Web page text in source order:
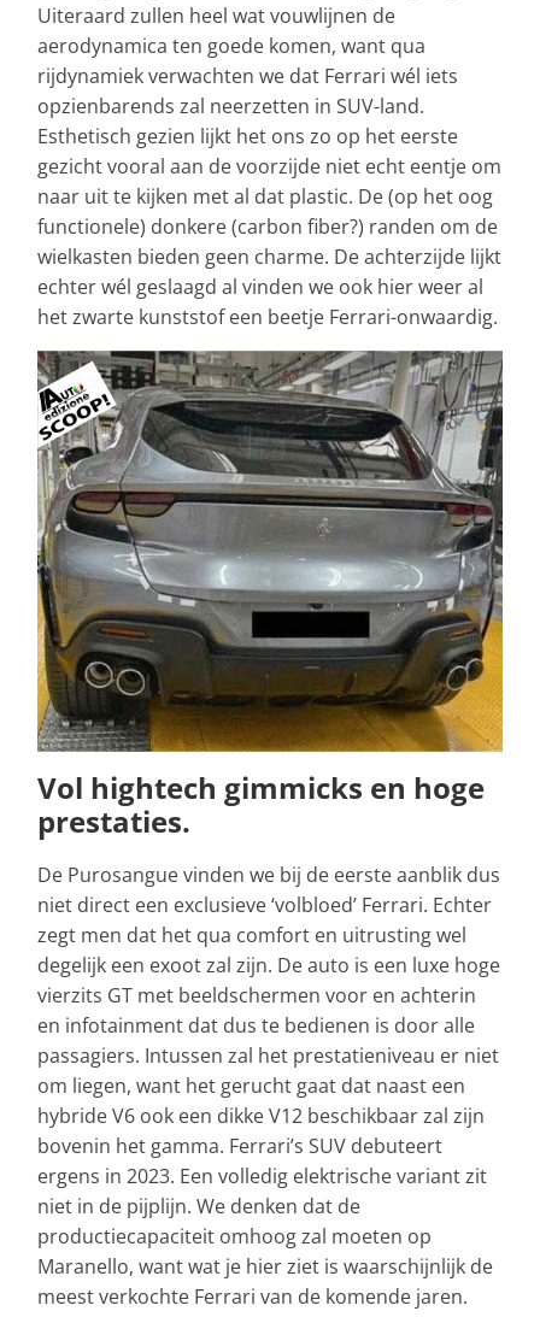
Uiteraard zullen heel wat vouwlijnen de
aerodynamica ten goede komen, want qua
rijdynamiek verwachten we dat Ferrari wél iets
opzienbarends zal neerzetten in SUV-land.
Esthetisch gezien lijkt het ons zo op het eerste
gezicht vooral aan de voorzijde niet echt eentje om
naar uit te kijken met al dat plastic. De (op het oog
functionele) donkere (carbon fiber?) randen om de
wielkasten bieden geen charme. De achterzijde lijkt
echter wél geslaagd al vinden we ook hier weer al
het zwarte kunststof een beetje Ferrari-onwaardig.
Vol hightech gimmicks en hoge
prestaties.
De Purosangue vinden we bij de eerste aanblik dus
niet direct een exclusieve ‘volbloed’ Ferrari. Echter
zegt men dat het qua comfort en uitrusting wel
degelijk een exoot zal zijn. De auto is een luxe hoge
vierzits GT met beeldschermen voor en achterin
en infotainment dat dus te bedienen is door alle
passagiers. Intussen zal het prestatieniveau er niet
om liegen, want het gerucht gaat dat naast een
hybride V6 ook een dikke V12 beschikbaar zal zijn
bovenin het gamma. Ferrari’s SUV debuteert
ergens in 2023. Een volledig elektrische variant zit
niet in de pijplijn. We denken dat de
productiecapaciteit omhoog zal moeten op
Maranello, want wat je hier ziet is waarschijnlijk de
meest verkochte Ferrari van de komende jaren.